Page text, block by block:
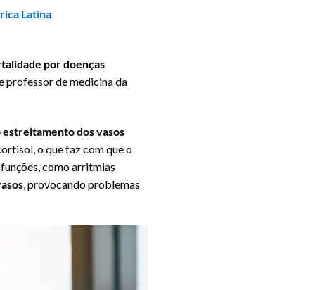
Latina
por doenças
professor de medicina da
dos vasos
o que faz com que o
como arritmias
, provocando problemas